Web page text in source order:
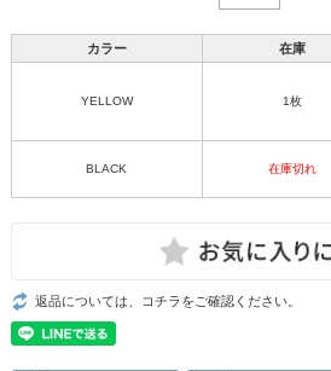
カラー 在庫
YELLOW 1枚
BLACK 在庫切れ
返品については、コチラをご確認ください。